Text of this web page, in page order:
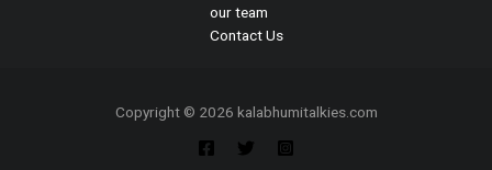
our team
Contact Us
Copyright © 2026 kalabhumitalkies.com